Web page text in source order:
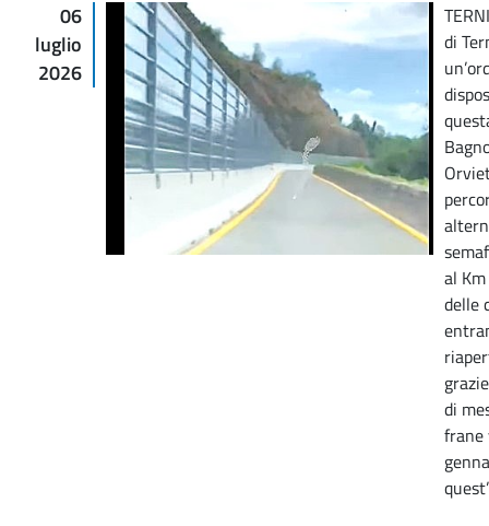
06
luglio
2026
di
al
delle
di
frane